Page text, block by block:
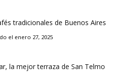
tradicionales de Buenos Aires
el enero 27, 2025
la mejor terraza de San Telmo